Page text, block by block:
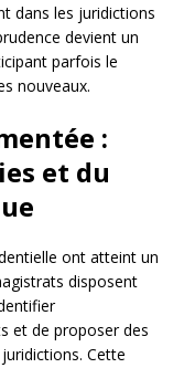
dans les juridictions
devient un
parfois le
nouveaux.
:
et du
ont atteint un
disposent
et de proposer des
Cette